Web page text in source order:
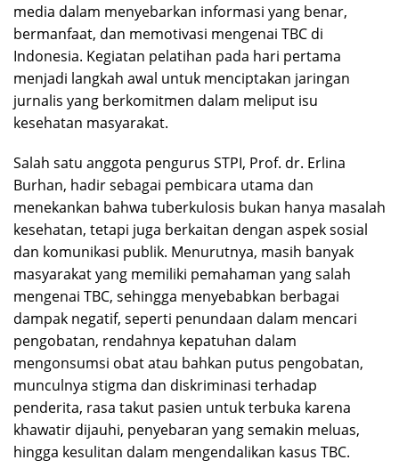
media dalam menyebarkan informasi yang benar,
bermanfaat, dan memotivasi mengenai TBC di
Indonesia. Kegiatan pelatihan pada hari pertama
menjadi langkah awal untuk menciptakan jaringan
jurnalis yang berkomitmen dalam meliput isu
kesehatan masyarakat.
Salah satu anggota pengurus STPI, Prof. dr. Erlina
Burhan, hadir sebagai pembicara utama dan
menekankan bahwa tuberkulosis bukan hanya masalah
kesehatan, tetapi juga berkaitan dengan aspek sosial
dan komunikasi publik. Menurutnya, masih banyak
masyarakat yang memiliki pemahaman yang salah
mengenai TBC, sehingga menyebabkan berbagai
dampak negatif, seperti penundaan dalam mencari
pengobatan, rendahnya kepatuhan dalam
mengonsumsi obat atau bahkan putus pengobatan,
munculnya stigma dan diskriminasi terhadap
penderita, rasa takut pasien untuk terbuka karena
khawatir dijauhi, penyebaran yang semakin meluas,
hingga kesulitan dalam mengendalikan kasus TBC.